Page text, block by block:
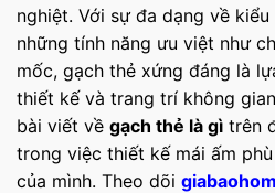
nghiệt. Với sự đa dạng về
những tính năng ưu việt như
mốc, gạch thẻ xứng đáng là
thiết kế và trang trí không
bài viết về gạch thẻ là gì trên
trong việc thiết kế mái ấm
của mình. Theo dõi